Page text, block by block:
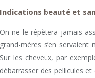
Indications beauté et
On ne le répètera jamais
grand-mères s’en
Sur les cheveux, par
débarrasser des pellicules